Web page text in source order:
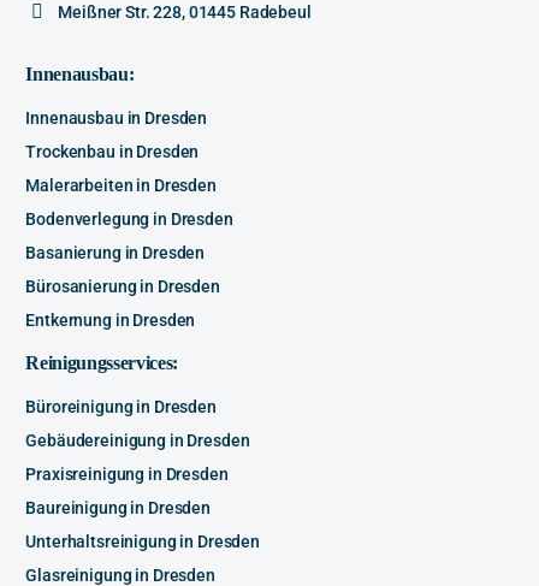
Meißner Str. 228, 01445 Radebeul
Innenausbau:
Innenausbau in Dresden
Trockenbau in Dresden
Malerarbeiten in Dresden
Bodenverlegung in Dresden
Basanierung in Dresden
Bürosanierung in Dresden
Entkernung in Dresden
Reinigungsservices:
Büroreinigung in Dresden
Gebäudereinigung in Dresden
Praxisreinigung in Dresden
Baureinigung in Dresden
Unterhaltsreinigung in Dresden
Glasreinigung in Dresden